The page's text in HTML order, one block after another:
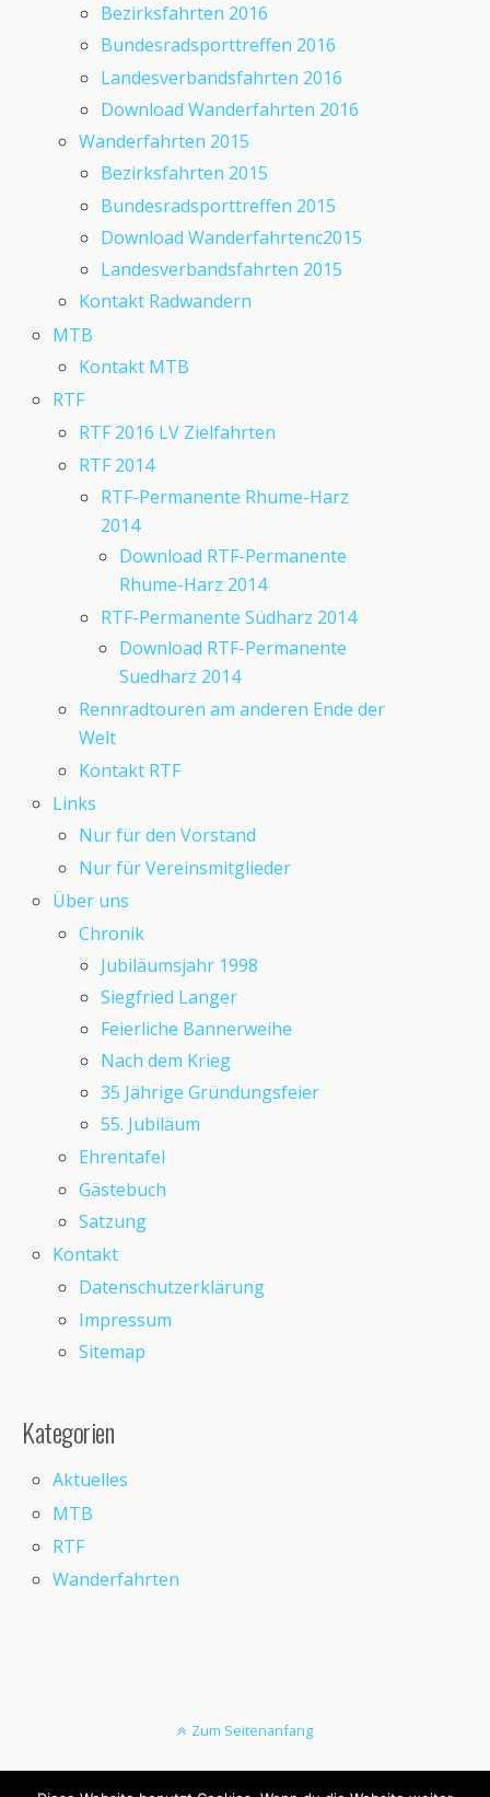
Bezirksfahrten 2016
Bundesradsporttreffen 2016
Landesverbandsfahrten 2016
Download Wanderfahrten 2016
Wanderfahrten 2015
Bezirksfahrten 2015
Bundesradsporttreffen 2015
Download Wanderfahrtenc2015
Landesverbandsfahrten 2015
Kontakt Radwandern
MTB
Kontakt MTB
RTF
RTF 2016 LV Zielfahrten
RTF 2014
RTF-Permanente Rhume-Harz
2014
Download RTF-Permanente
Rhume-Harz 2014
RTF-Permanente Südharz 2014
Download RTF-Permanente
Suedharz 2014
Rennradtouren am anderen Ende der
Welt
Kontakt RTF
Links
Nur für den Vorstand
Nur für Vereinsmitglieder
Über uns
Chronik
Jubiläumsjahr 1998
Siegfried Langer
Feierliche Bannerweihe
Nach dem Krieg
35 Jährige Gründungsfeier
55. Jubiläum
Ehrentafel
Gästebuch
Satzung
Kontakt
Datenschutzerklärung
Impressum
Sitemap
Kategorien
Aktuelles
MTB
RTF
Wanderfahrten
Zum Seitenanfang